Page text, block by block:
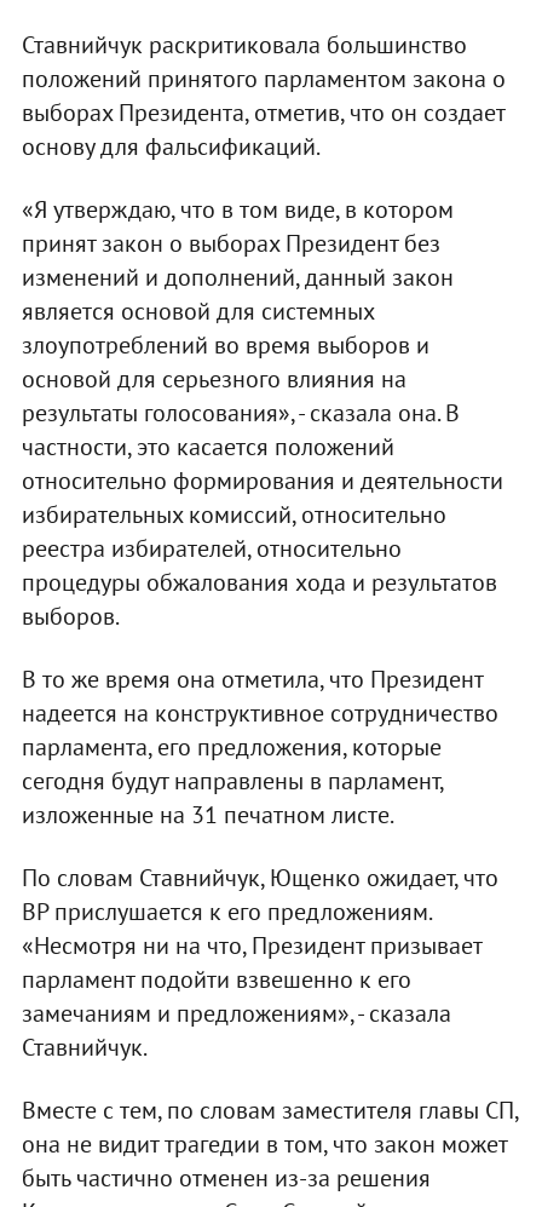
Ставнийчук раскритиковала большинство
положений принятого парламентом закона о
выборах Президента, отметив, что он создает
основу для фальсификаций.
«Я утверждаю, что в том виде, в котором
принят закон о выборах Президент без
изменений и дополнений, данный закон
является основой для системных
злоупотреблений во время выборов и
основой для серьезного влияния на
результаты голосования», - сказала она. В
частности, это касается положений
относительно формирования и деятельности
избирательных комиссий, относительно
реестра избирателей, относительно
процедуры обжалования хода и результатов
выборов.
В то же время она отметила, что Президент
надеется на конструктивное сотрудничество
парламента, его предложения, которые
сегодня будут направлены в парламент,
изложенные на 31 печатном листе.
По словам Ставнийчук, Ющенко ожидает, что
ВР прислушается к его предложениям.
«Несмотря ни на что, Президент призывает
парламент подойти взвешенно к его
замечаниям и предложениям», - сказала
Ставнийчук.
Вместе с тем, по словам заместителя главы СП,
она не видит трагедии в том, что закон может
быть частично отменен из-за решения